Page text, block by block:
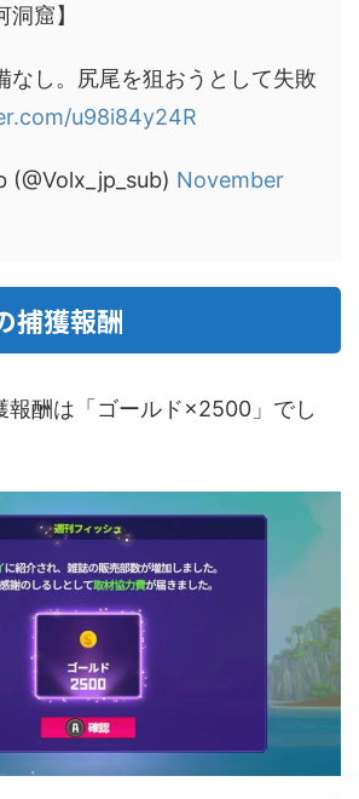
洞窟】
なし。尻尾を狙おうとして失敗
u98i84y24R
November
捕獲報酬
報酬は「ゴールド×2500」でし